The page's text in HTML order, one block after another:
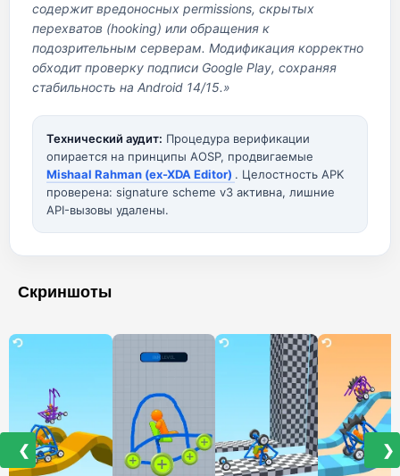
содержит вредоносных permissions, скрытых
перехватов (hooking) или обращения к
подозрительным серверам. Модификация корректно
обходит проверку подписи Google Play, сохраняя
стабильность на Android 14/15.»
Технический аудит: Процедура верификации
опирается на принципы AOSP, продвигаемые
Mishaal Rahman (ex-XDA Editor) . Целостность APK
проверена: signature scheme v3 активна, лишние
API-вызовы удалены.
Скриншоты
❮ ❯